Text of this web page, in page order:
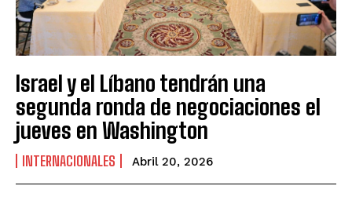
Israel y el Líbano tendrán una
segunda ronda de negociaciones el
jueves en Washington
INTERNACIONALES Abril 20, 2026